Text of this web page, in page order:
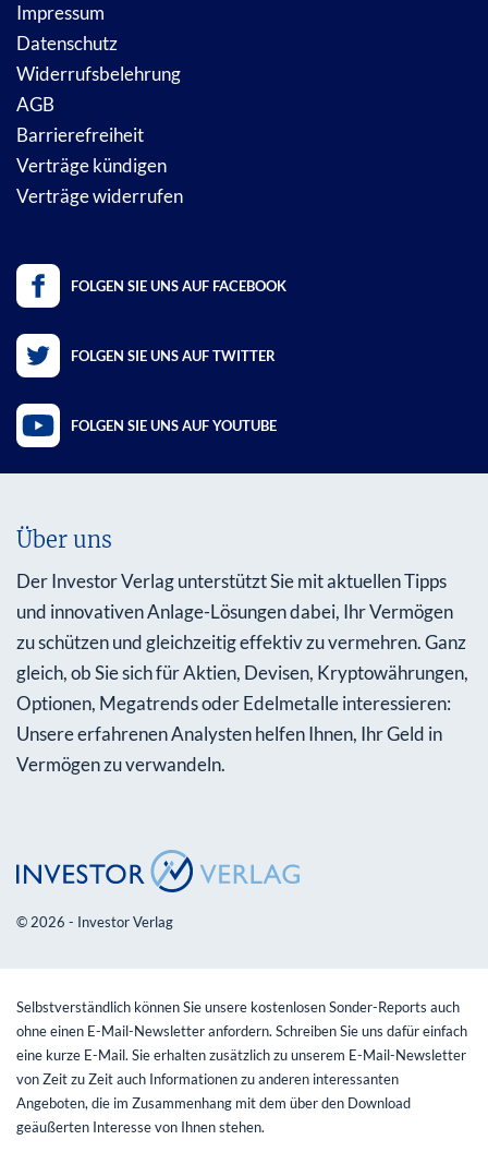
Impressum
Datenschutz
Widerrufsbelehrung
AGB
Barrierefreiheit
Verträge kündigen
Verträge widerrufen
FOLGEN SIE UNS AUF FACEBOOK
FOLGEN SIE UNS AUF TWITTER
FOLGEN SIE UNS AUF YOUTUBE
Über uns
Der Investor Verlag unterstützt Sie mit aktuellen Tipps
und innovativen Anlage-Lösungen dabei, Ihr Vermögen
zu schützen und gleichzeitig effektiv zu vermehren. Ganz
gleich, ob Sie sich für Aktien, Devisen, Kryptowährungen,
Optionen, Megatrends oder Edelmetalle interessieren:
Unsere erfahrenen Analysten helfen Ihnen, Ihr Geld in
Vermögen zu verwandeln.
© 2026 - Investor Verlag
Selbstverständlich können Sie unsere kostenlosen Sonder-Reports auch
ohne einen E-Mail-Newsletter anfordern. Schreiben Sie uns dafür einfach
eine kurze E-Mail. Sie erhalten zusätzlich zu unserem E-Mail-Newsletter
von Zeit zu Zeit auch Informationen zu anderen interessanten
Angeboten, die im Zusammenhang mit dem über den Download
geäußerten Interesse von Ihnen stehen.